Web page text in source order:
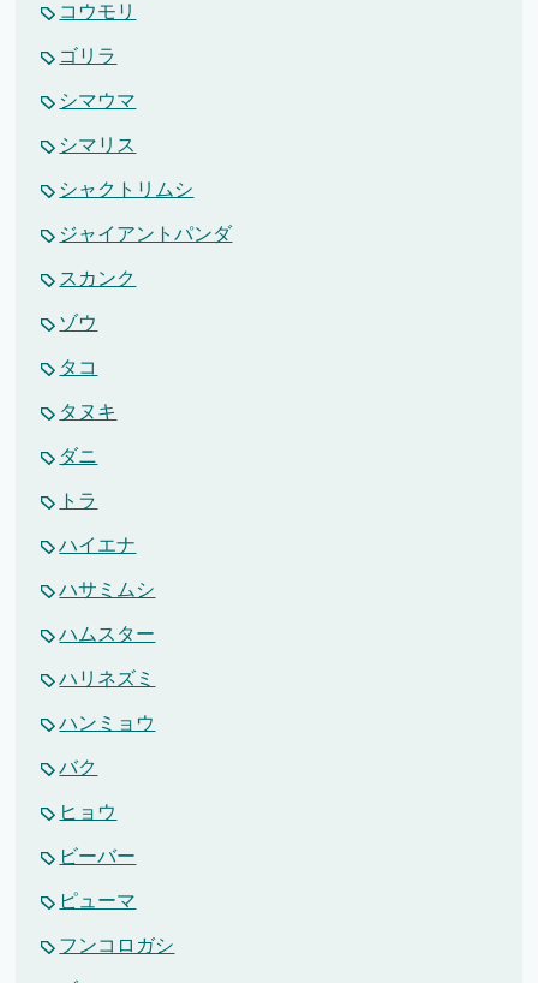
コウモリ
ゴリラ
シマウマ
シマリス
シャクトリムシ
ジャイアントパンダ
スカンク
ゾウ
タコ
タヌキ
ダニ
トラ
ハイエナ
ハサミムシ
ハムスター
ハリネズミ
ハンミョウ
バク
ヒョウ
ビーバー
ピューマ
フンコロガシ